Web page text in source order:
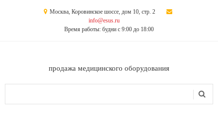
Москва, Коровинское шоссе, дом 10, стр. 2
info@esus.ru
Время работы: будни с 9:00 до 18:00
продажа медицинского оборудования